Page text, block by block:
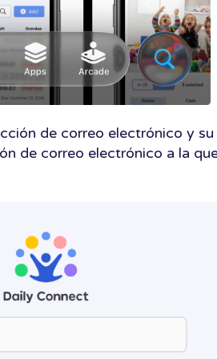
de correo electrónico y
de correo electrónico a la